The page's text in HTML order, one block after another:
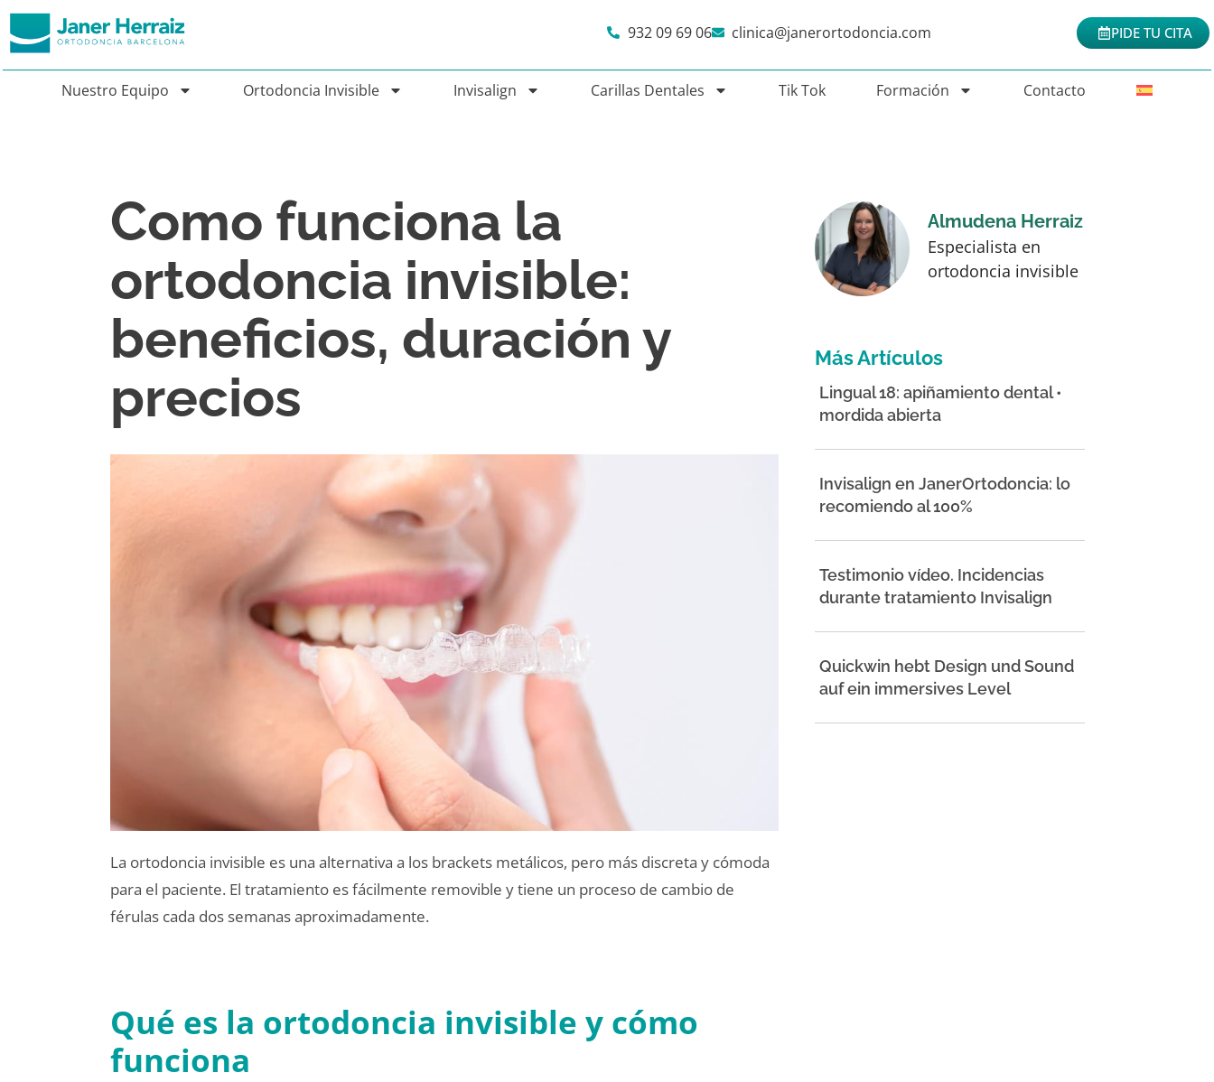
932 09 69 06 clinica@janerortodoncia.com PIDE TU CITA
Nuestro Equipo Ortodoncia Invisible Invisalign Carillas Dentales Tik Tok Formación Contacto
Como funciona la
ortodoncia invisible:
beneficios, duración y
precios
La ortodoncia invisible es una alternativa a los brackets metálicos, pero más discreta y cómoda
para el paciente. El tratamiento es fácilmente removible y tiene un proceso de cambio de
férulas cada dos semanas aproximadamente.
Qué es la ortodoncia invisible y cómo
funciona
Almudena Herraiz
Especialista en
ortodoncia invisible
Más Artículos
Lingual 18: apiñamiento dental •
mordida abierta
Invisalign en JanerOrtodoncia: lo
recomiendo al 100%
Testimonio vídeo. Incidencias
durante tratamiento Invisalign
Quickwin hebt Design und Sound
auf ein immersives Level